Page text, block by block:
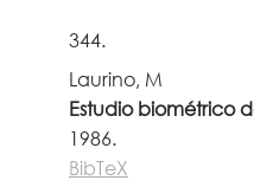
344.
Laurino, M
Estudio biométrico
1986.
BibTeX